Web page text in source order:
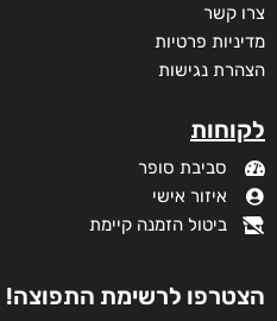
צרו קשר
מדיניות פרטיות
הצהרת נגישות
לקוחות
סביבת סופר
איזור אישי
ביטול הזמנה קיימת
הצטרפו לרשימת התפוצה!